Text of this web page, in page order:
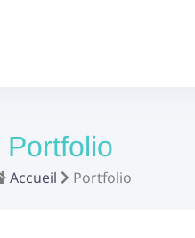
Portfolio
Accueil Portfolio